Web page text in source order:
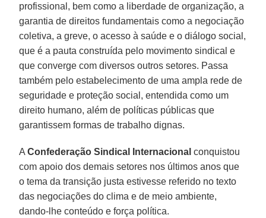
profissional, bem como a liberdade de organização, a
garantia de direitos fundamentais como a negociação
coletiva, a greve, o acesso à saúde e o diálogo social,
que é a pauta construída pelo movimento sindical e
que converge com diversos outros setores. Passa
também pelo estabelecimento de uma ampla rede de
seguridade e proteção social, entendida como um
direito humano, além de políticas públicas que
garantissem formas de trabalho dignas.
AConfederação Sindical Internacional conquistou
com apoio dos demais setores nos últimos anos que
o tema da transição justa estivesse referido no texto
das negociações do clima e de meio ambiente,
dando-lhe conteúdo e força política.